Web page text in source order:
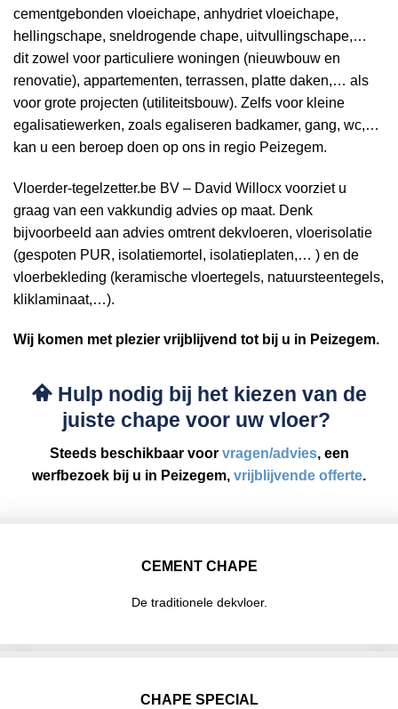
cementgebonden vloeichape, anhydriet vloeichape,
hellingschape, sneldrogende chape, uitvullingschape,…
dit zowel voor particuliere woningen (nieuwbouw en
renovatie), appartementen, terrassen, platte daken,… als
voor grote projecten (utiliteitsbouw). Zelfs voor kleine
egalisatiewerken, zoals egaliseren badkamer, gang, wc,…
kan u een beroep doen op ons in regio Peizegem.
Vloerder-tegelzetter.be BV – David Willocx voorziet u
graag van een vakkundig advies op maat. Denk
bijvoorbeeld aan advies omtrent dekvloeren, vloerisolatie
(gespoten PUR, isolatiemortel, isolatieplaten,… ) en de
vloerbekleding (keramische vloertegels, natuursteentegels,
kliklaminaat,…).
Wij komen met plezier vrijblijvend tot bij u in Peizegem.
Hulp nodig bij het kiezen van de
juiste chape voor uw vloer?
Steeds beschikbaar voor vragen/advies, een
werfbezoek bij u in Peizegem, vrijblijvende offerte.
CEMENT CHAPE
De traditionele dekvloer.
CHAPE SPECIAL